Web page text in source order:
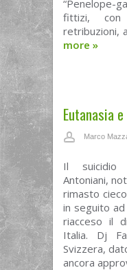
“Penelope-
fittizi,
retribuzioni,
more »
Eutanasia
Marco
Il suicidio
Antoniani,
rimasto
in seguito
riacceso il
Italia. Dj
Svizzera,
ancora